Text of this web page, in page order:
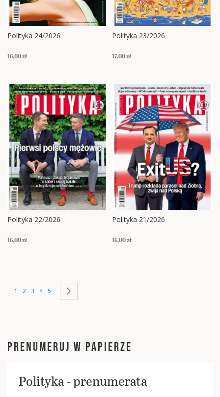
Polityka 24/2026
16,00 zł
Polityka 23/2026
17,00 zł
Polityka 22/2026
16,00 zł
Polityka 21/2026
16,00 zł
Strona
Aktualnie czytasz stronę
1 Strona
2 Strona
3 Strona
4 Strona
5
PRENUMERUJ W PAPIERZE
Polityka - prenumerata